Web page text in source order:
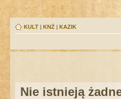
KULT | KNŻ | KAZIK
Nie istnieją